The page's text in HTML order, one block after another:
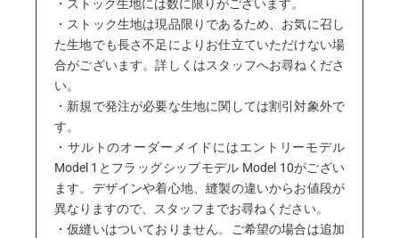
・ストック生地には数に限りがございます。
・ストック生地は現品限りであるため、お気に召し
た生地でも長さ不足によりお仕立ていただけない場
合がございます。詳しくはスタッフへお尋ねくださ
い。
・新規で発注が必要な生地に関しては割引対象外で
す。
・サルトのオーダーメイドにはエントリーモデル
Model 1とフラッグシップモデル Model 10がござい
ます。デザインや着心地、縫製の違いからお値段が
異なりますので、スタッフまでお尋ねください。
・仮縫いはついておりません。ご希望の場合は追加